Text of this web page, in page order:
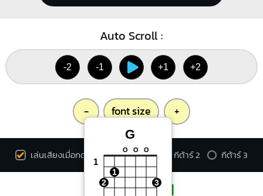
Auto Scroll :
-2 -1 +1 +2
- font size +
เล่นเสียงเมื่อกดคอร์ด กีต้าร์ 1 กีต้าร์ 2 กีต้าร์ 3
[ Original Key ]
G
O O O
1
1
2
3